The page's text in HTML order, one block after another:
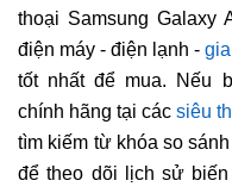
thoại Samsung Galaxy
điện máy - điện lạnh -
tốt nhất để mua. Nếu
chính hãng tại cácsiêu
tìm kiếm từ khóa so
để theo dõi lịch sử